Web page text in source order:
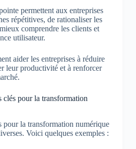
permettent aux entreprises
répétitives, de rationaliser les
comprendre les clients et
utilisateur.
aider les entreprises à réduire
leur productivité et à renforcer
clés pour la transformation
pour la transformation numérique
Voici quelques exemples :